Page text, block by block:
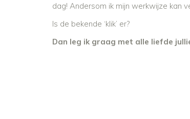
dag! Andersom ik mijn werkwijze kan
Is de bekende ‘klik’ er?
Dan leg ik graag met alle liefde